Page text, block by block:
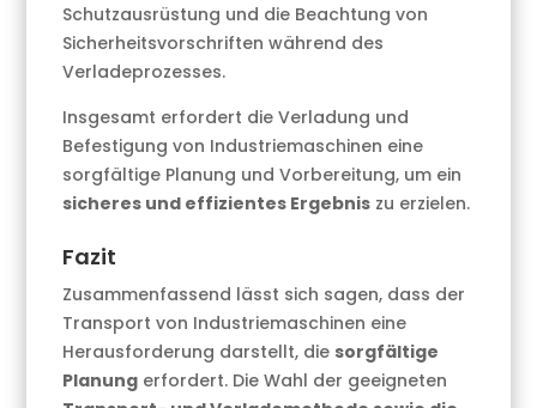
Schutzausrüstung und die Beachtung von
Sicherheitsvorschriften während des
Verladeprozesses.
Insgesamt erfordert die Verladung und
Befestigung von Industriemaschinen eine
sorgfältige Planung und Vorbereitung, um ein
sicheres und effizientes Ergebnis zu erzielen.
Fazit
Zusammenfassend lässt sich sagen, dass der
Transport von Industriemaschinen eine
Herausforderung darstellt, die sorgfältige
Planung erfordert. Die Wahl der geeigneten